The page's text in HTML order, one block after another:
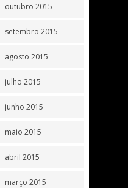
outubro 2015
setembro 2015
agosto 2015
julho 2015
junho 2015
maio 2015
abril 2015
março 2015